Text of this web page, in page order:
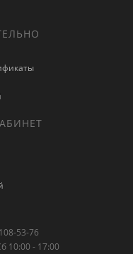
53-76
10:00 - 17:00